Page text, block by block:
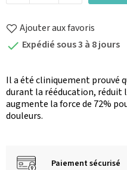
Ajouter aux favoris
 Expédié sous 3 à 8 jours
Il a été cliniquement prouvé
durant la rééducation, réduit
augmente la force de 72%
douleurs.
Paiement sécurisé